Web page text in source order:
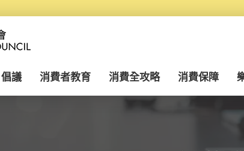
倡議 消費者教育 消費全攻略 消費保障